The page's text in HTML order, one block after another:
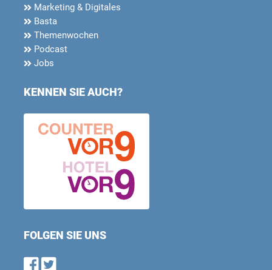
Marketing & Digitales
Basta
Themenwochen
Podcast
Jobs
KENNEN SIE AUCH?
FOLGEN SIE UNS
Find us on Facebook
Follow us on Twitter